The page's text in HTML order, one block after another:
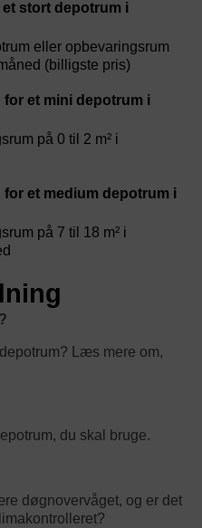
stort depotrum i
eller opbevaringsrum
(billigste pris)
et mini depotrum i
på 0 til 2 m² i
et medium depotrum i
på 7 til 18 m² i
Læs mere om,
du skal bruge.
døgnovervåget, og er det